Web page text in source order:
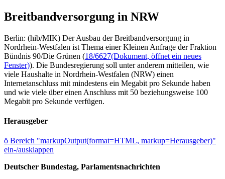
Breitbandversorgung in NRW
Berlin: (hib/MIK) Der Ausbau der Breitbandversorgung in
Nordrhein-Westfalen ist Thema einer Kleinen Anfrage der Fraktion
Bündnis 90/Die Grünen (18/6627(Dokument, öffnet ein neues
Fenster)). Die Bundesregierung soll unter anderem mitteilen, wie
viele Haushalte in Nordrhein-Westfalen (NRW) einen
Internetanschluss mit mindestens ein Megabit pro Sekunde haben
und wie viele über einen Anschluss mit 50 beziehungsweise 100
Megabit pro Sekunde verfügen.
Herausgeber
ö Bereich "markupOutput(format=HTML, markup=Herausgeber)"
ein-/ausklappen
Deutscher Bundestag, Parlamentsnachrichten